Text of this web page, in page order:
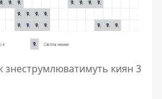
знеструмлюватимуть киян 3